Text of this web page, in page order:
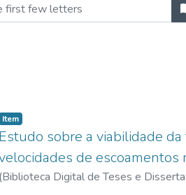
Item
Estudo sobre a viabilidade
de escoamentos
(Biblioteca Digital de Teses e